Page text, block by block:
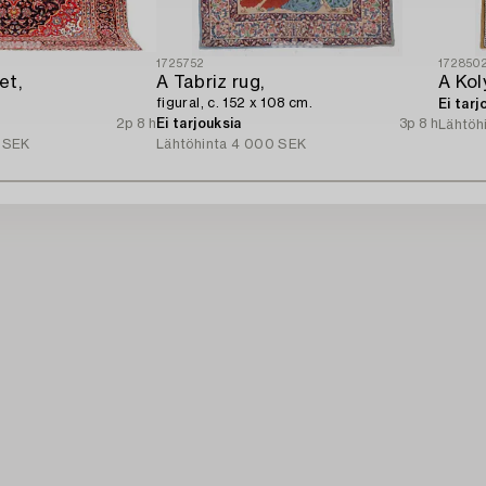
2p 8 h
1725752
A Tabriz rug,
figural, c. 152 x 108 cm.
Ei tarjouksia
3p 8 h
Lähtöhinta 4 000 SEK
Ei